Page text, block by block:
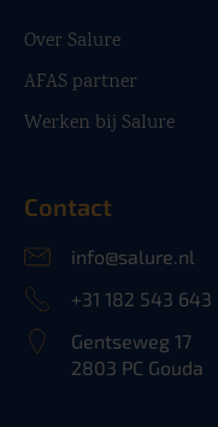
Over Salure
AFAS partner
Werken bij Salure
Contact
info@salure.nl
+31 182 543 643
Gentseweg 17
2803 PC Gouda